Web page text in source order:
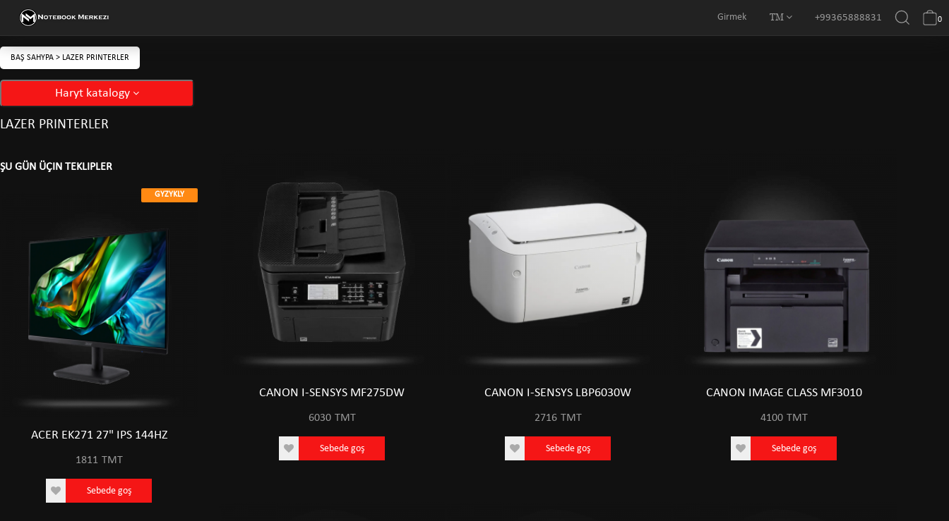
Girmek TM +99365888831 0
BAŞ SAHYPA > LAZER PRINTERLER
Haryt katalogy
LAZER PRINTERLER
ŞU GÜN ÜÇIN TEKLIPLER
GYZYKLY
ACER EK271 27" IPS 144HZ
1811 TMT
Sebede goş
GYZYKLY
ACER EK271 27" IPS 144HZ
1811 TMT
ACER EK271 27" IPS 144HZ
TMT
CANON I-SENSYS MF275DW
6030 TMT
Sebede goş
CANON I-SENSYS LBP6030W
2716 TMT
Sebede goş
CANON IMAGE CLASS MF3010
4100 TMT
Sebede goş